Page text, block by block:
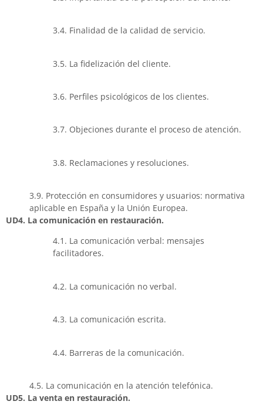
3.4. Finalidad de la calidad de servicio.
3.5. La fidelización del cliente.
3.6. Perfiles psicológicos de los clientes.
3.7. Objeciones durante el proceso de atención.
3.8. Reclamaciones y resoluciones.
3.9. Protección en consumidores y usuarios: normativa
aplicable en España y la Unión Europea.
UD4. La comunicación en restauración.
4.1. La comunicación verbal: mensajes
facilitadores.
4.2. La comunicación no verbal.
4.3. La comunicación escrita.
4.4. Barreras de la comunicación.
4.5. La comunicación en la atención telefónica.
UD5. La venta en restauración.